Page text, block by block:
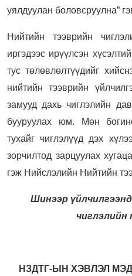
уялдуулан боловсруулна”
Нийтийн тээврийн
иргэдээс ирүүлсэн
тус төлөвлөлтүүдийг
нийтийн тээврийн
замууд дахь чиглэлийн
бууруулах юм. Мөн
тухайг чиглэлүүд дэх
зорчилтод зарцуулах
гэж Нийслэлийн Нийтийн
Шинээр
НЗДТГ-ЫН ХЭВЛЭЛ